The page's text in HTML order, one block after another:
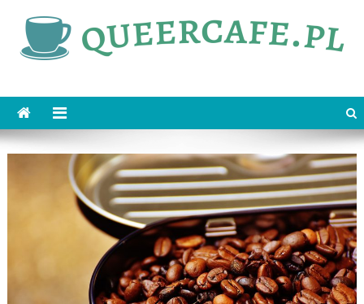
content